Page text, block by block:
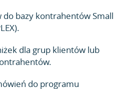
bazy kontrahentów Small
dla grup klientów lub
do programu